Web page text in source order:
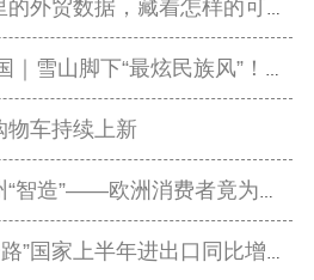
关党建
学习在线
化人才
职称评审
江苏各地“半年报”里的外贸数据，藏着怎样的可喜变化？
青春华章 “超”燃中国｜雪山脚下“最炫民族风”！一位中亚女孩的高原见闻录
物车持续上新
“清凉经济”带火常州“智造”——欧洲消费者竟为抢购一台中国空调编写AI监控程序
江苏对共建“一带一路”国家上半年进出口同比增长32%